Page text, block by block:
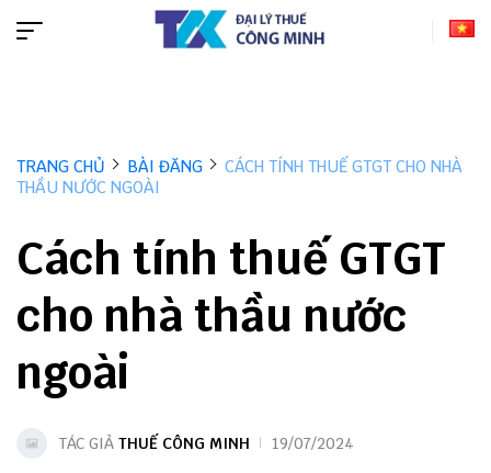
TRANG CHỦ BÀI ĐĂNG
CÁCH TÍNH THUẾ GTGT CHO NHÀ
THẦU NƯỚC NGOÀI
Cách tính thuế GTGT
cho nhà thầu nước
ngoài
TÁC GIẢ THUẾ CÔNG MINH 19/07/2024